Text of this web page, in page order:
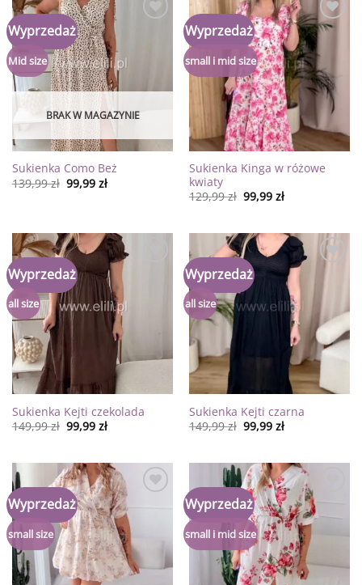
Wyprzedaż
Mid size
BRAK W MAGAZYNIE
Sukienka Como Beż
139,99zł 99,99 zł
Wyprzedaż
small i mid size
Dodaj
życzeń
Sukienka Kinga w różowe
kwiaty
129,99zł 99,99 zł
Wyprzedaż
all size
Sukienka Kejti czekolada
149,99zł 99,99 zł
Wyprzedaż
all size
Dodaj
Sukienka Kejti czarna
149,99zł 99,99 zł
Wyprzedaż
small size
Wyprzedaż
small i mid size
Dodaj
listy
życzeń